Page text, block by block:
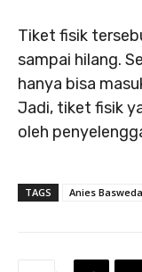
Tiket fisik
sampai hilang.
hanya bisa
Jadi, tiket fisik
oleh
TAGS Anies